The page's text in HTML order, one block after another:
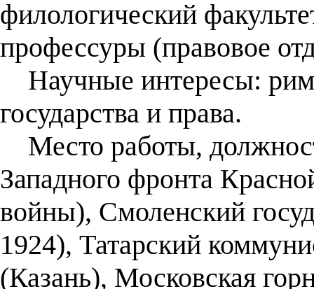
филологический
профессуры (правовое
Научные интересы:
государства и права.
Место работы,
Западного фронта
войны), Смоленский
1924), Татарский
(Казань), Московская